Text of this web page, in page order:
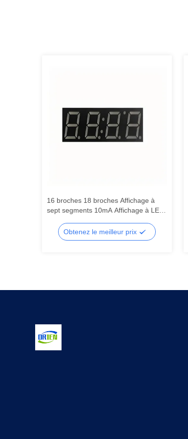
16 broches 18 broches Affichage à
sept segments 10mA Affichage à LED
segments,affichage LCD à segments
Obtenez le meilleur prix